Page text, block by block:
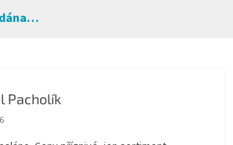
Pacholík
obchodu je 4 z 5 hvězdiček.